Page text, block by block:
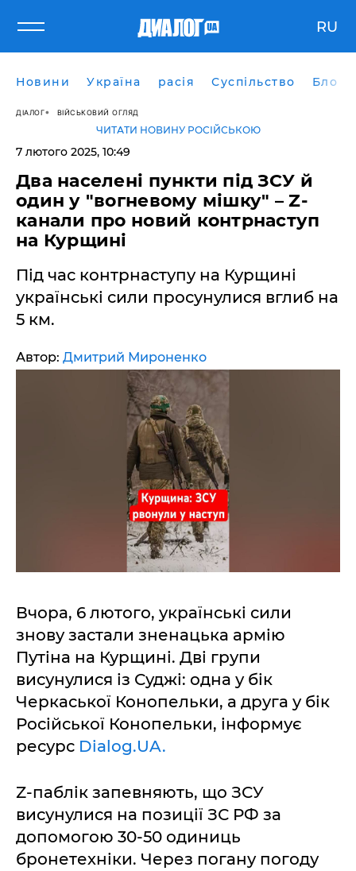
RU
Новини Україна расія Суспільство Блоги
ДІАЛОГ ВІЙСЬКОВИЙ ОГЛЯД
ЧИТАТИ НОВИНУ РОСІЙСЬКОЮ
7 лютого 2025, 10:49
Два населені пункти під ЗСУ й
один у "вогневому мішку" – Z-
канали про новий контрнаступ
на Курщині
Під час контрнаступу на Курщині
українські сили просунулися вглиб на
5 км.
Автор: Дмитрий Мироненко
Вчора, 6 лютого, українські сили
знову застали зненацька армію
Путіна на Курщині. Дві групи
висунулися із Суджі: одна у бік
Черкаської Конопельки, а друга у бік
Російської Конопельки, інформує
ресурс Dialog.UA.
Z-паблік запевняють, що ЗСУ
висунулися на позиції ЗС РФ за
допомогою 30-50 одиниць
бронетехніки. Через погану погоду